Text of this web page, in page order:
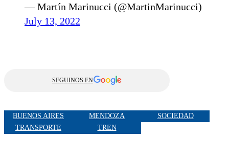
— Martín Marinucci (@MartinMarinucci)
July 13, 2022
SEGUINOS EN
BUENOS AIRES MENDOZA
SOCIEDAD
TRANSPORTE
TREN